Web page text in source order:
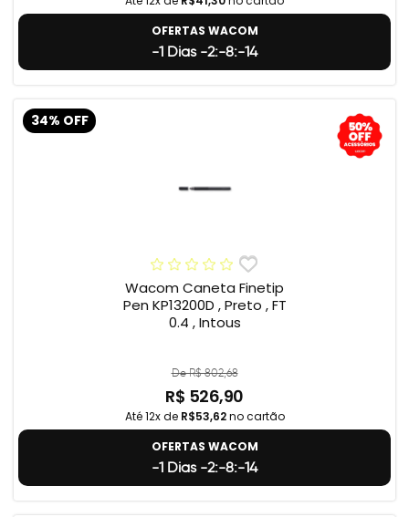
OFERTAS WACOM
-1 Dias -2:-8:-15
34% OFF
Wacom Caneta Finetip
Pen KP13200D , Preto , FT
0.4 , Intous
De R$ 802,68
R$ 526,90
Até 12x de R$53,62no cartão
OFERTAS WACOM
-1 Dias -2:-8:-15